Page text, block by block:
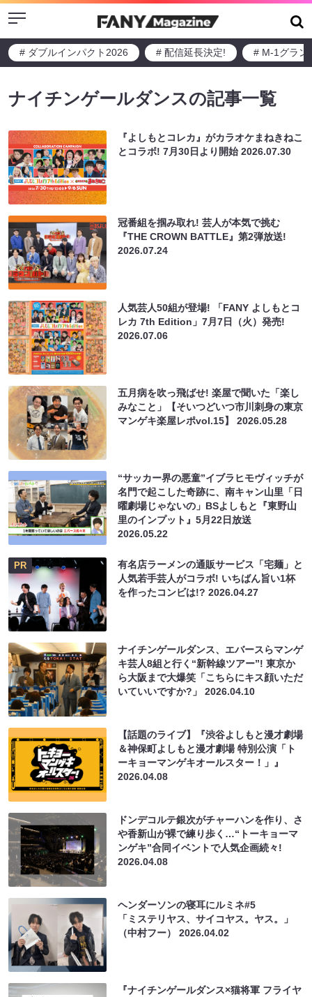
Menu
# ダブルインパクト2026 # 配信延長決定! # M-1グラン
ナイチンゲールダンスの記事一覧
『よしもとコレカ』がカラオケまねきねこ
とコラボ! 7月30日より開始2026.07.30
冠番組を掴み取れ! 芸人が本気で挑む
『THE CROWN BATTLE』第2弾放送!
2026.07.24
人気芸人50組が登場! 「FANY よしもとコ
レカ 7th Edition」7月7日（火）発売!
2026.07.06
五月病を吹っ飛ばせ! 楽屋で聞いた「楽し
みなこと」【そいつどいつ市川刺身の東京
マンゲキ楽屋レポvol.15】2026.05.28
“サッカー界の悪童”イブラヒモヴィッチが
名門で起こした奇跡に、南キャン山里「日
曜劇場じゃないの」BSよしもと『東野山
里のインプット』5月22日放送
2026.05.22
PR
有名店ラーメンの通販サービス「宅麺」と
人気若手芸人がコラボ! いちばん旨い1杯
を作ったコンビは!?2026.04.27
ナイチンゲールダンス、エバースらマンゲ
キ芸人8組と行く“新幹線ツアー”! 東京か
ら大阪まで大爆笑「こちらにキス顔いただ
いていいですか?」2026.04.10
【話題のライブ】『渋谷よしもと漫才劇場
＆神保町よしもと漫才劇場 特別公演「ト
ーキョーマンゲキオールスター！」』
2026.04.08
ドンデコルテ銀次がチャーハンを作り、さ
や香新山が裸で練り歩く…“トーキョーマ
ンゲキ”合同イベントで人気企画続々!
2026.04.08
ヘンダーソンの寝耳にルミネ#5
「ミステリヤス、サイコヤス。ヤス。」
（中村フー）2026.04.02
『ナイチンゲールダンス×猫将軍 フライヤ